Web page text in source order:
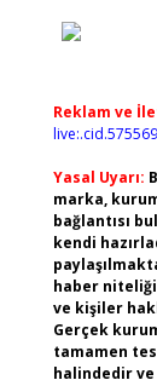
Reklam ve
Yasal Uyarı:
marka,
bağlantısı
kendi
haber
ve kişiler
Gerçek
tamamen
halindedir